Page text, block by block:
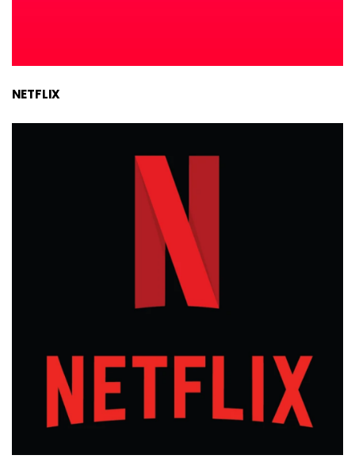
NETFLIX